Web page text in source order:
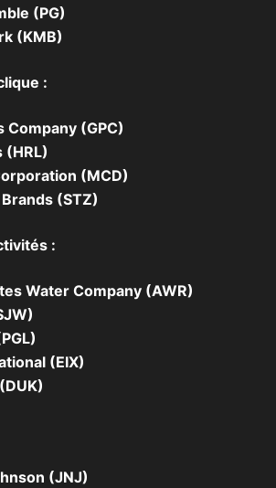
(PG)
(KMB)
:
Company (GPC)
(HRL)
(MCD)
(STZ)
:
Water Company (AWR)
(EIX)
(JNJ)